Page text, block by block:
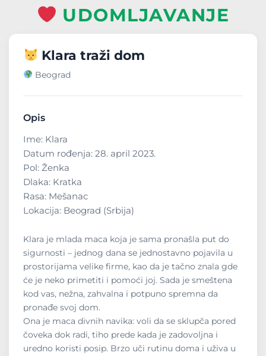
UDOMLJAVANJE
Klara traži dom
Beograd
Opis
Ime: Klara
Datum rođenja: 28. april 2023.
Pol: Ženka
Dlaka: Kratka
Rasa: Mešanac
Lokacija: Beograd (Srbija)
Klara je mlada maca koja je sama pronašla put do
sigurnosti – jednog dana se jednostavno pojavila u
prostorijama velike firme, kao da je tačno znala gde
će je neko primetiti i pomoći joj. Sada je smeštena
kod vas, nežna, zahvalna i potpuno spremna da
pronađe svoj dom.
Ona je maca divnih navika: voli da se sklupča pored
čoveka dok radi, tiho prede kada je zadovoljna i
uredno koristi posip. Brzo uči rutinu doma i uživa u